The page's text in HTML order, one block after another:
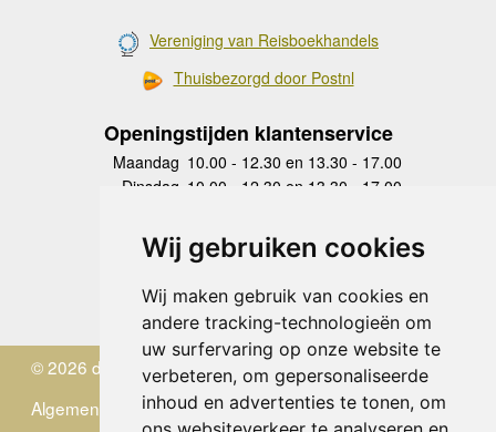
Wij gebruiken cookies
Wij maken gebruik van cookies en
andere tracking-technologieën om
uw surfervaring op onze website te
verbeteren, om gepersonaliseerde
inhoud en advertenties te tonen, om
Vereniging van Reisboekhandels
Thuisbezorgd door Postnl
Openingstijden klantenservice
Maandag 10.00 - 12.30 en 13.30 - 17.00
Dinsdag 10.00 - 12.30 en 13.30 - 17.00
Donderdag
10.00 - 12.30 en 13.30 - 17.00
Vrijdag 10.00 - 12.30 en 13.30 - 17.00
Zaterdag
gesloten
Zondag gesloten
© 2026 de Zwerver
Algemene Voorwaarden